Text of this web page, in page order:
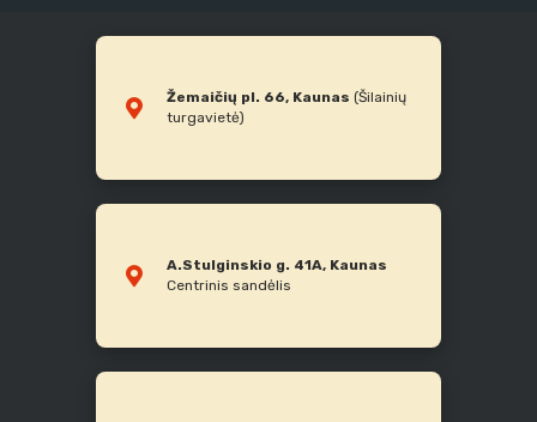
Žemaičių pl. 66, Kaunas (Šilainių
turgavietė)
A.Stulginskio g. 41A, Kaunas
Centrinis sandėlis